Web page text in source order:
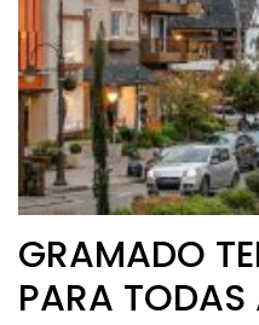
GRAMADO
PARA TODAS